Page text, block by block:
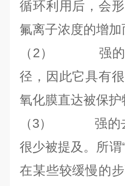
循环利用后，会
氟离子浓度的增加
（2）
强
径，因此它具有
氧化膜直达被保
（3）
强的
很少被提及。所
在某些较缓慢的